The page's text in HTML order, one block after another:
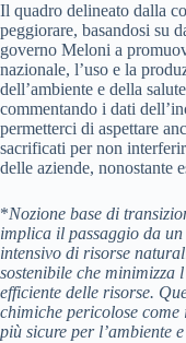
Il quadro delineato dalla
peggiorare, basandosi su
governo Meloni a
nazionale, l’uso e la
dell’ambiente e della
commentando i dati
permetterci di aspettare
sacrificati per non
delle aziende, nonostante
*Nozione base di
implica il passaggio da
intensivo di risorse
sostenibile che minimizza
efficiente delle risorse.
chimiche pericolose come
più sicure per l’ambiente